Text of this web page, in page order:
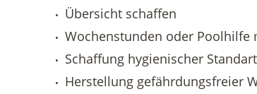
Übersicht schaffen
Wochenstunden oder Poolhilfe
Schaffung hygienischer
Herstellung gefährdungsfreier